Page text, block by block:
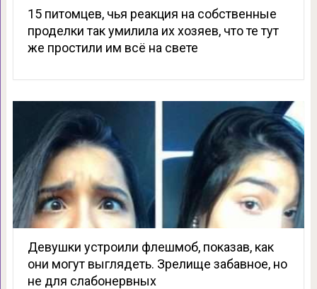
15 питомцев, чья реакция на собственные
проделки так умилила их хозяев, что те тут
же простили им всё на свете
Девушки устроили флешмоб, показав, как
они могут выглядеть. Зрелище забавное, но
не для слабонервных